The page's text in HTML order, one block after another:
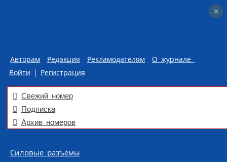
Авторам Редакция Рекламодателям
О журнале
Войти | Регистрация
Свежий номер
Подписка
Архив номеров
Skip to content
Силовые разъемы
×
×